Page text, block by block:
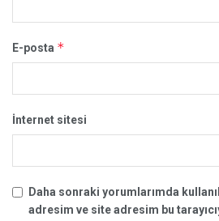
E-posta *
İnternet sitesi
Daha sonraki yorumlarımda
adresim ve site adresim bu